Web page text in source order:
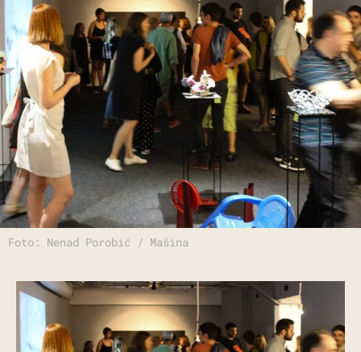
Foto: Nenad Porobić / Mašina